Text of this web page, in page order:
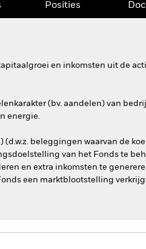
Posities
en inkomsten uit de
(bv. aandelen) van
energie.
beleggingen waarvan de
van het Fonds te
en extra inkomsten te
een marktblootstelling